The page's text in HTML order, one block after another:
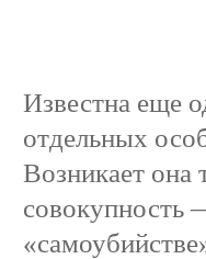
Известна еще
отдельных
Возникает она
совокупность